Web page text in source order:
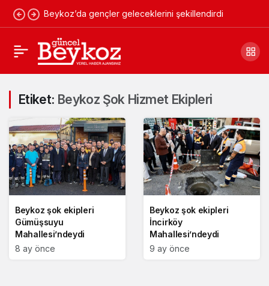
Beykoz’da gençler geleceklerini şekillendirdi
Etiket: Beykoz Şok Hizmet Ekipleri
Beykoz şok ekipleri
Gümüşsuyu
Mahallesi’ndeydi
8 ay önce
Beykoz şok ekipleri
İncirköy
Mahallesi’ndeydi
9 ay önce